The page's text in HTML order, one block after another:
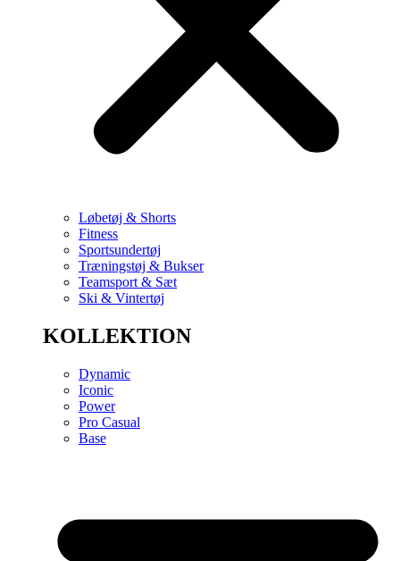
Løbetøj & Shorts
Fitness
Sportsundertøj
Træningstøj & Bukser
Teamsport & Sæt
Ski & Vintertøj
KOLLEKTION
Dynamic
Iconic
Power
Pro Casual
Base